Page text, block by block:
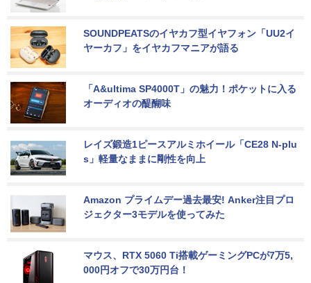
SOUNDPEATSのイヤカフ型イヤフォン「UU2イ
ヤーカフ」をイヤカフマニアが語る
「A&ultima SP4000T」の魅力！ポケットに入る
オーディオの醍醐味
レイズ鍛造1ピースアルミホイール「CE28 N-plu
s」軽量なままに剛性を向上
Amazon プライムデー過去最安! Anker注目プロ
ジェクター3モデルを使ってみた
マウス、RTX 5060 Ti搭載ゲーミングPCが7万5,
000円オフで30万円台！